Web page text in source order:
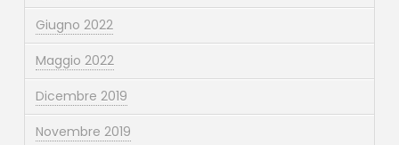
Giugno 2022
Maggio 2022
Dicembre 2019
Novembre 2019